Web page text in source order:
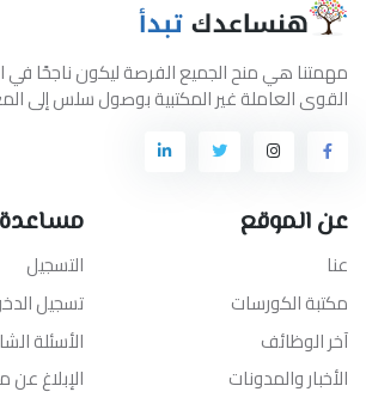
مهمتنا هي منح الجميع الفرصة ليكون ناجحًا في
القوى العاملة غير المكتبية بوصول سلس إلى
عن الموقع
عنا
مكتبة الكورسات
آخر الوظائف
الأخبار والمدونات
مساعدة
التسجيل
تسجيل
الأسئلة
الإبلاغ